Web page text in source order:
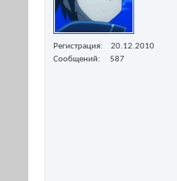
Регистрация
20.12.2010
Сообщений
587